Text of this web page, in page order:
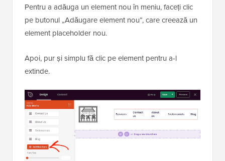
Pentru a adăuga un element nou în meniu, faceți clic
pe butonul „Adăugare element nou”, care creează un
element placeholder nou.
Apoi, pur și simplu fă clic pe element pentru a-l
extinde.